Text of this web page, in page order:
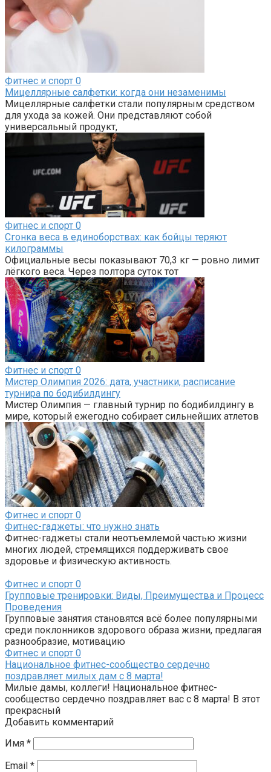
Фитнес и спорт 0
Мицеллярные салфетки: когда они незаменимы
Мицеллярные салфетки стали популярным средством
для ухода за кожей. Они представляют собой
универсальный продукт,
Фитнес и спорт 0
Сгонка веса в единоборствах: как бойцы теряют
килограммы
Официальные весы показывают 70,3 кг — ровно лимит
лёгкого веса. Через полтора суток тот
Фитнес и спорт 0
Мистер Олимпия 2026: дата, участники, расписание
турнира по бодибилдингу
Мистер Олимпия — главный турнир по бодибилдингу в
мире, который ежегодно собирает сильнейших атлетов
Фитнес и спорт 0
Фитнес-гаджеты: что нужно знать
Фитнес-гаджеты стали неотъемлемой частью жизни
многих людей, стремящихся поддерживать свое
здоровье и физическую активность.
Фитнес и спорт 0
Групповые тренировки: Виды, Преимущества и Процесс
Проведения
Групповые занятия становятся всё более популярными
среди поклонников здорового образа жизни, предлагая
разнообразие, мотивацию
Фитнес и спорт 0
Национальное фитнес-сообщество сердечно
поздравляет милых дам с 8 марта!
Милые дамы, коллеги! Национальное фитнес-
сообщество сердечно поздравляет вас с 8 марта! В этот
прекрасный
Добавить комментарий
Имя *
Email *